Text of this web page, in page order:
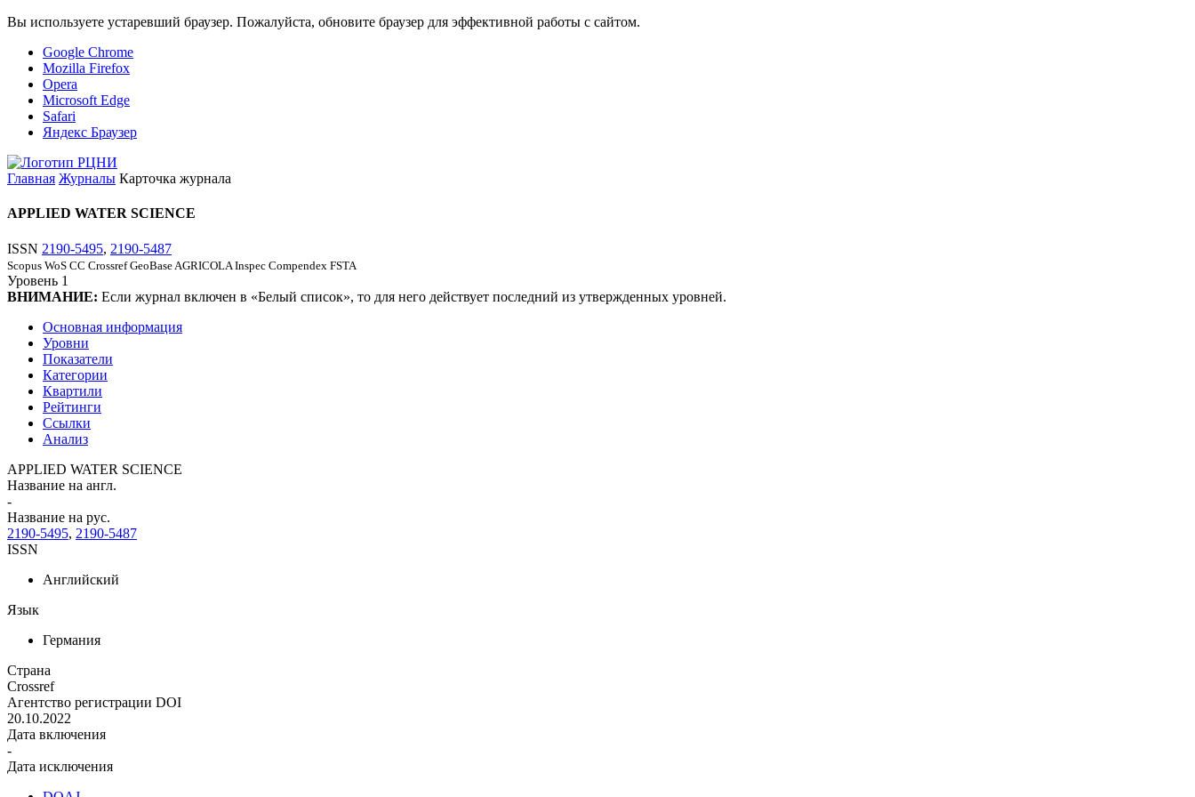
Вы используете устаревший браузер. Пожалуйста, обновите браузер для эффективной работы с сайтом.
Google Chrome
Mozilla Firefox
Opera
Microsoft Edge
Safari
Яндекс Браузер
Главная Журналы Карточка журнала
APPLIED WATER SCIENCE
ISSN 2190-5495, 2190-5487
Scopus WoS CC Crossref GeoBase AGRICOLA Inspec Compendex FSTA
Уровень 1
ВНИМАНИЕ: Если журнал включен в «Белый список», то для него действует последний из утвержденных уровней.
Основная информация
Уровни
Показатели
Категории
Квартили
Рейтинги
Ссылки
Анализ
APPLIED WATER SCIENCE
Название на англ.
-
Название на рус.
2190-5495, 2190-5487
ISSN
Английский
Язык
Германия
Страна
Crossref
Агентство регистрации DOI
20.10.2022
Дата включения
-
Дата исключения